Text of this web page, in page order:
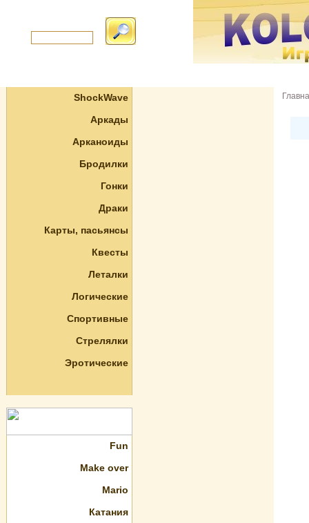
ShockWave
Аркады
Арканоиды
Бродилки
Гонки
Драки
Карты, пасьянсы
Квесты
Леталки
Логические
Спортивные
Стрелялки
Эротические
Fun
Make over
Mario
Катания